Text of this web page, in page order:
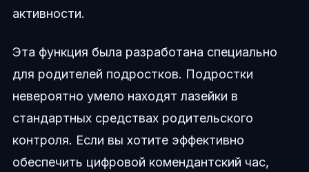
активности.
Эта функция была разработана специально
для родителей подростков. Подростки
невероятно умело находят лазейки в
стандартных средствах родительского
контроля. Если вы хотите эффективно
обеспечить цифровой комендантский час,